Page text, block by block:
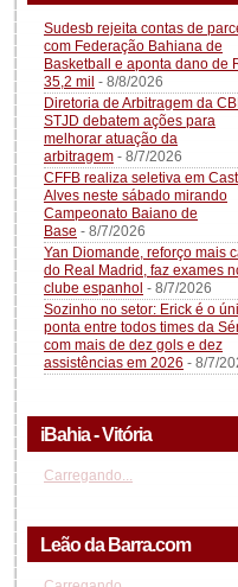
Sudesb rejeita contas de
com Federação Bahiana de
Basketball e aponta dano de
35,2 mil - 8/8/2026
Diretoria de Arbitragem da
STJD debatem ações para
melhorar atuação da
arbitragem - 8/7/2026
CFFB realiza seletiva em
Alves neste sábado mirando
Campeonato Baiano de
Base - 8/7/2026
Yan Diomande, reforço mais
do Real Madrid, faz exames
clube espanhol - 8/7/2026
Sozinho no setor: Erick é o
ponta entre todos times da
com mais de dez gols e dez
assistências em 2026 - 8/7/
iBahia - Vitória
Carregando...
Leão da Barra.com